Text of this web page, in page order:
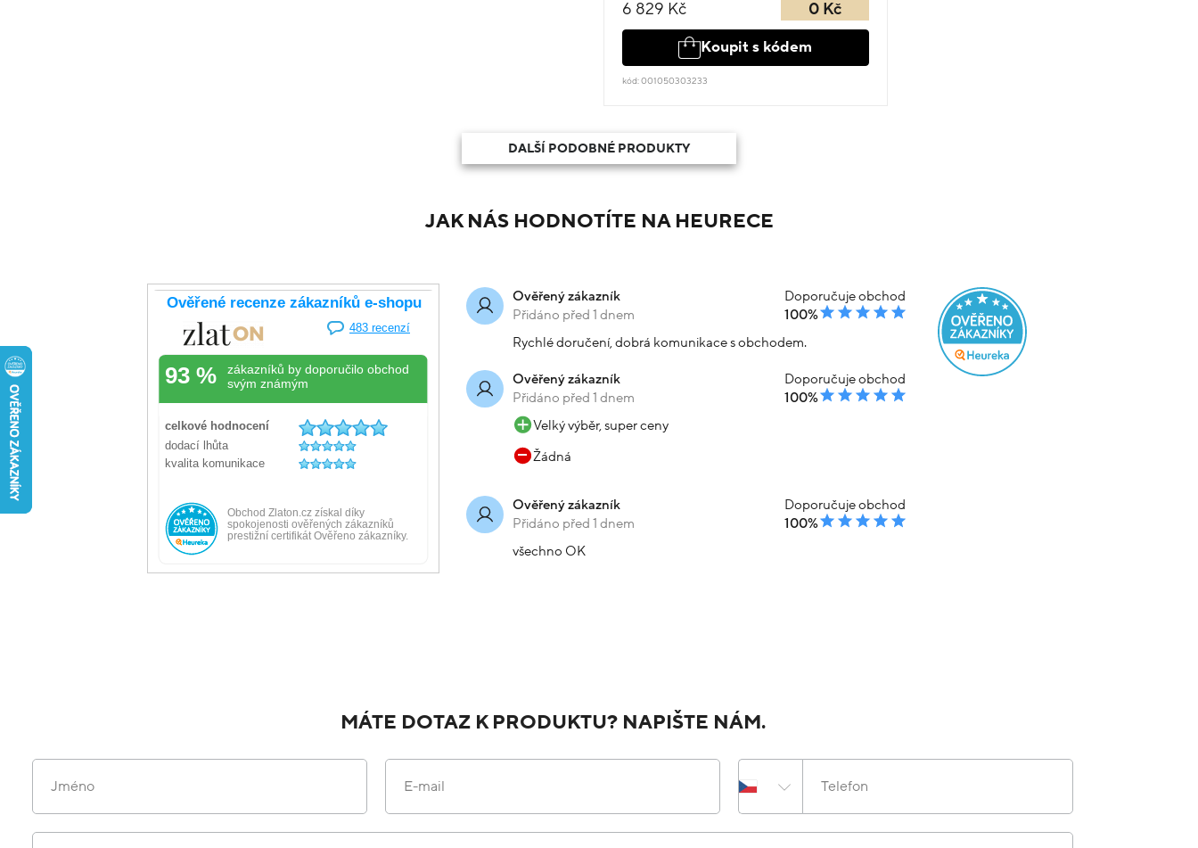
6 829 Kč 0 Kč
Koupit s kódem
kód: 001050303233
DALŠÍ PODOBNÉ PRODUKTY
JAK NÁS HODNOTÍTE NA HEURECE
Ověřený zákazník
Přidáno před 1 dnem
Doporučuje obchod
100%
Rychlé doručení, dobrá komunikace s obchodem.
Ověřený zákazník
Přidáno před 1 dnem
Doporučuje obchod
100%
Velký výběr, super ceny
Žádná
Ověřený zákazník
Přidáno před 1 dnem
Doporučuje obchod
100%
všechno OK
MÁTE DOTAZ K PRODUKTU? NAPIŠTE NÁM.
Jméno E-mail Telefon